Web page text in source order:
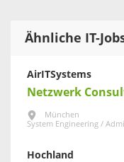
Ähnliche IT-
AirITSystems
Netzwerk
München
System Engineering /
Hochland